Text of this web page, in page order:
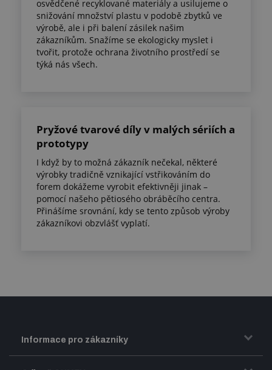
osvědčené recyklované materiály a usilujeme o
snižování množství plastu v podobě zbytků ve
výrobě, ale i při balení zásilek našim
zákazníkům. Snažíme se ekologicky myslet i
tvořit, protože ochrana životního prostředí se
týká nás všech.
Pryžové tvarové díly v malých sériích a
prototypy
I když by to možná zákazník nečekal, některé
výrobky tradičně vznikající vstřikováním do
forem dokážeme vyrobit efektivněji jinak –
pomocí našeho pětiosého obráběcího centra.
Přinášíme srovnání, kdy se tento způsob výroby
zákazníkovi obzvlášť vyplatí.
Informace pro zákazníky